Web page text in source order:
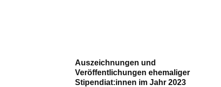
Auszeichnungen und
Veröffentlichungen ehemaliger
Stipendiat:innen im Jahr 2023